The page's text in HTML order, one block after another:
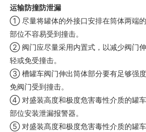
运输防撞防泄漏
① 尽量将罐体的外接口安排在筒体两端
部位不容易受到撞击。
② 阀门应尽量采用内置式，以减少阀门
轻或免受撞击。
③ 槽罐车阀门伸出筒体部分要有足够强
免阀门受到撞击。
④ 对盛装高度和极度危害毒性介质的罐
部位安装泄漏报警器。
⑤ 对盛装髙度和极度危害毒性介质的罐